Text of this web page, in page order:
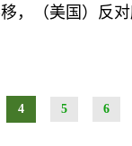
，（美国）反
4 5 6